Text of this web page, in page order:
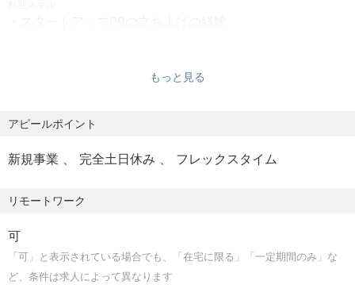
や劣等感を打破する第一歩は少しでも多くの方に、実際に
そのために、旅行アプリ『NEWT（ニュート）』は、カス
タマーがあっと驚くような“かんたん・おトク・えらべる・
めていきたいと考えています。現在、社内のボードメンバ
ー、ツアー企画、マーケティング、事業開発、プロダクト
などの各部門と連携しながら、PR戦略の立案から実行を担
っていただける方を募集しております。また、マネージャ
ー候補、チームマネジメントをお任せできる方も大歓迎で
ち、働き方には可能な限り制約を設けない組織であること
【NEWT MATEPASS（ニュート メイトパス）】
なPASSを会社として用意しています。
◆Hybrid Work
「自由と責任」に基づき、いつでもどこでも働けるような
働き方を推進しています。
に共感できる方
・好奇心と向上心を持ち、学びながら、自分自身をアップ
デートしていける方
て課題解決できる方
・カスタマーファーストに考え、意思決定できる方
・困難な課題も深く思考し、粘り強く取り組みながら、迅
速に対応できる方
・多様性を尊重し、ボーダレスに他者をリスペクトする姿
もっと見る
アピールポイント
新規事業 完全土日休み フレックスタイム
リモートワーク
可
「可」と表示されている場合でも、「在宅に限る」「一定期間のみ」な
ど、条件は求人によって異なります